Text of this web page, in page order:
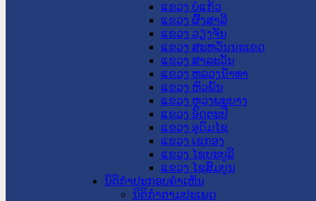
ແຂວງ ບໍ່ແກ້ວ
ແຂວງ ຜົ້ງສາລີ
ແຂວງ ວຽງຈັນ
ແຂວງ ສະຫວັນນະເຂດ
ແຂວງ ສາລະວັນ
ແຂວງ ຫລວງນໍ້າທາ
ແຂວງ ຫົວພັນ
ແຂວງ ຫຼວງພະບາງ
ແຂວງ ອັດຕະປື
ແຂວງ ອຸດົມໄຊ
ແຂວງ ເຊກອງ
ແຂວງ ໄຊຍະບູລີ
ແຂວງ ໄຊສົມບູນ
ນິຕິກໍາປະກອບຄໍາເຫັນ
ນິຕິກໍາຕາມປະເພດ